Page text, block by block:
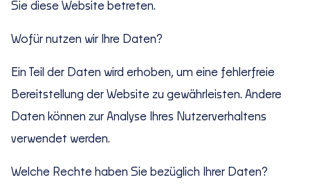
Sie diese Website betreten.
Wofür nutzen wir Ihre Daten?
Ein Teil der Daten wird erhoben, um eine fehlerfreie
Bereitstellung der Website zu gewährleisten. Andere
Daten können zur Analyse Ihres Nutzerverhaltens
verwendet werden.
Welche Rechte haben Sie bezüglich Ihrer Daten?